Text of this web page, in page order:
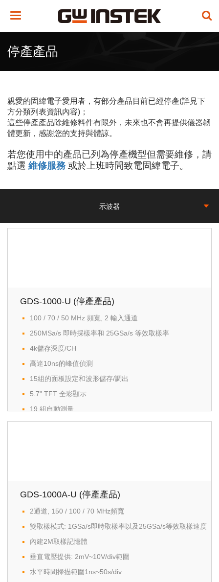
Toggle
停產產品
親愛的固緯電子愛用者，有部分產品目前已經停產(詳見下
方分類列表資訊內容)；
這些停產產品除維修料件有限外，未來也不會再提供儀器韌
體更新，感謝您的支持與體諒。
若您使用中的產品已列為停產機型但需要維修，請
點選 維修服務 或於上班時間致電固緯電子。
示波器
GDS-1000-U (停產產品)
100 / 70 / 50 MHz 頻寬, 2 輸入通道
250MSa/s 即時採樣率和 25GSa/s 等效取樣率
4k儲存深度/CH
高達10ns的峰值偵測
15組的面板設定和波形儲存/調出
5.7" TFT 全彩顯示
19 組自動測量
水平掃描: 1nS ~ 50S/div
GDS-1000A-U (停產產品)
2通道, 150 / 100 / 70 MHz頻寬
雙取樣模式: 1GSa/s即時取樣率以及25GSa/s等效取樣速度
內建2M取樣記憶體
垂直電壓提供: 2mV~10V/div範圍
水平時間掃描範圍1ns~50s/div